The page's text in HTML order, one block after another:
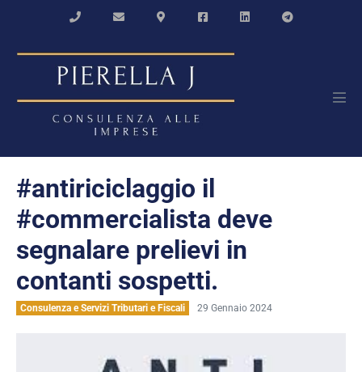
contenuto
#antiriciclaggio il
#commercialista deve
segnalare prelievi in
contanti sospetti.
Consulenza e Servizi Tributari e Fiscali 29 Gennaio 2024